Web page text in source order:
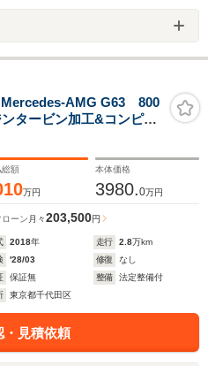
AMG G63 800
タービン加工&コンピュ
キット BRABUS4本出し
電動サイドステップ イ
ガレージ保管
総額
万円
本体価格
3980.0万円
ーン 月々203,500円
2018年 走行 2.8万km
'28/03 修復
なし
保証無 整備
法定整備付
東京都千代田区
・見積依頼